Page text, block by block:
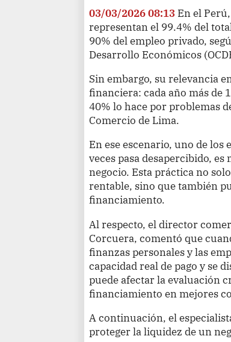
03/03/2026 08:13 En el
representan el 99.4% del
90% del empleo privado,
Desarrollo Económicos
Sin embargo, su relevancia
financiera: cada año más de
40% lo hace por problemas
Comercio de Lima.
En ese escenario, uno de
veces pasa desapercibido,
negocio. Esta práctica no
rentable, sino que también
financiamiento.
Al respecto, el director
Corcuera, comentó que
finanzas personales y las
capacidad real de pago y se
puede afectar la evaluación
financiamiento en mejores
A continuación, el
proteger la liquidez de un